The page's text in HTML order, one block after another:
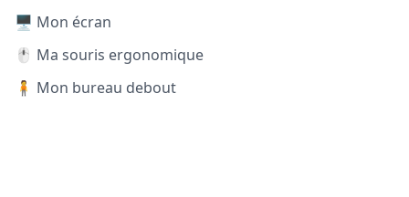
🖥️ Mon écran
🖱️ Ma souris ergonomique
🧍 Mon bureau debout